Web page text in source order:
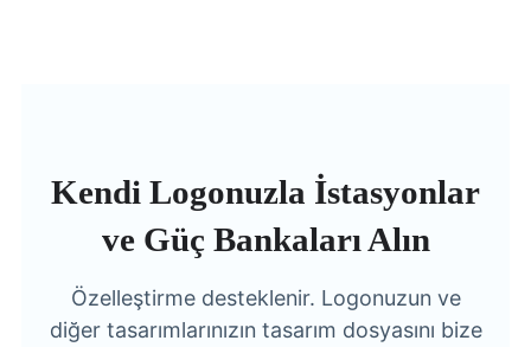
Kendi Logonuzla İstasyonlar
ve Güç Bankaları Alın
Özelleştirme desteklenir. Logonuzun ve
diğer tasarımlarınızın tasarım dosyasını bize